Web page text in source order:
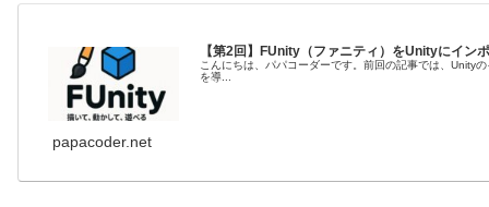
【第2回】FUnity（ファニティ）をUnityにイン
こんにちは、パパコーダーです。前回の記事では、Unity
を導...
papacoder.net